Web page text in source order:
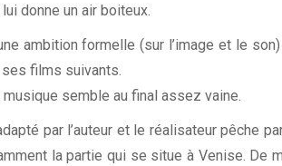
donne un air boiteux.
ambition formelle (sur l’image et le
films suivants.
semble au final assez vaine.
par l’auteur et le réalisateur pêche
la partie qui se situe à Venise. De